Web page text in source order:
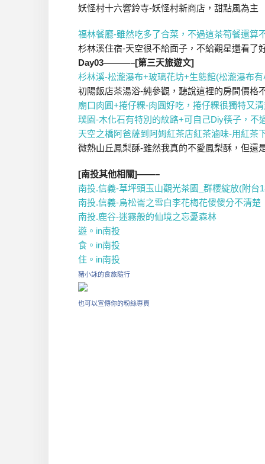
妖怪村十六響鈴寺-妖怪村新商店，甜點風為主
福林餐廳-雖然吃多了合菜，不過這茶筍餐還算
杉林溪住宿-天空很不給面子，不給觀星還看了
Day03———–[第三天旅遊文]
杉林溪-松瀧瀑布+玻璃花坊+生態館(松瀧瀑布
初陽飯店茶湯浴-純參觀，聽說這裡的房間價格
廟口肉圓+捲仔粿-肉圓好吃，捲仔粿很獨特又
璞園-木化石有特別的紋路+可自己Diy筷子，不
天空之橋阿爸薩到阿姆紅茶店紅茶滷味-用紅茶
微熱山丘鳳梨酥-雖然我真的不愛鳳梨酥，但還
[南投其他相關]——–
南投.信義-草坪頭玉山觀光茶園_群櫻綻放(附台
南投.信義-烏松崙之雪白李花梅花傻傻分不清楚
南投.鹿谷-迷霧般的仙境之忘憂森林
遊。in南投
食。in南投
住。in南投
豬小詠的食旅隨行
也可以宣傳你的粉絲專頁